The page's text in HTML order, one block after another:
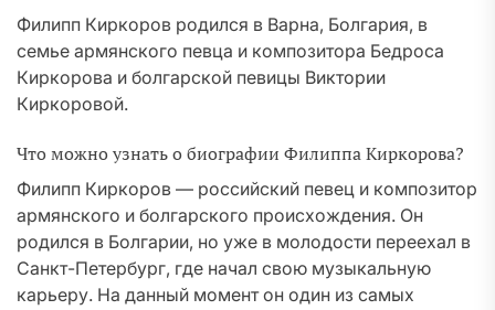
Филипп Киркоров родился в Варна, Болгария, в
семье армянского певца и композитора Бедроса
Киркорова и болгарской певицы Виктории
Киркоровой.
Что можно узнать о биографии Филиппа Киркорова?
Филипп Киркоров — российский певец и композитор
армянского и болгарского происхождения. Он
родился в Болгарии, но уже в молодости переехал в
Санкт-Петербург, где начал свою музыкальную
карьеру. На данный момент он один из самых